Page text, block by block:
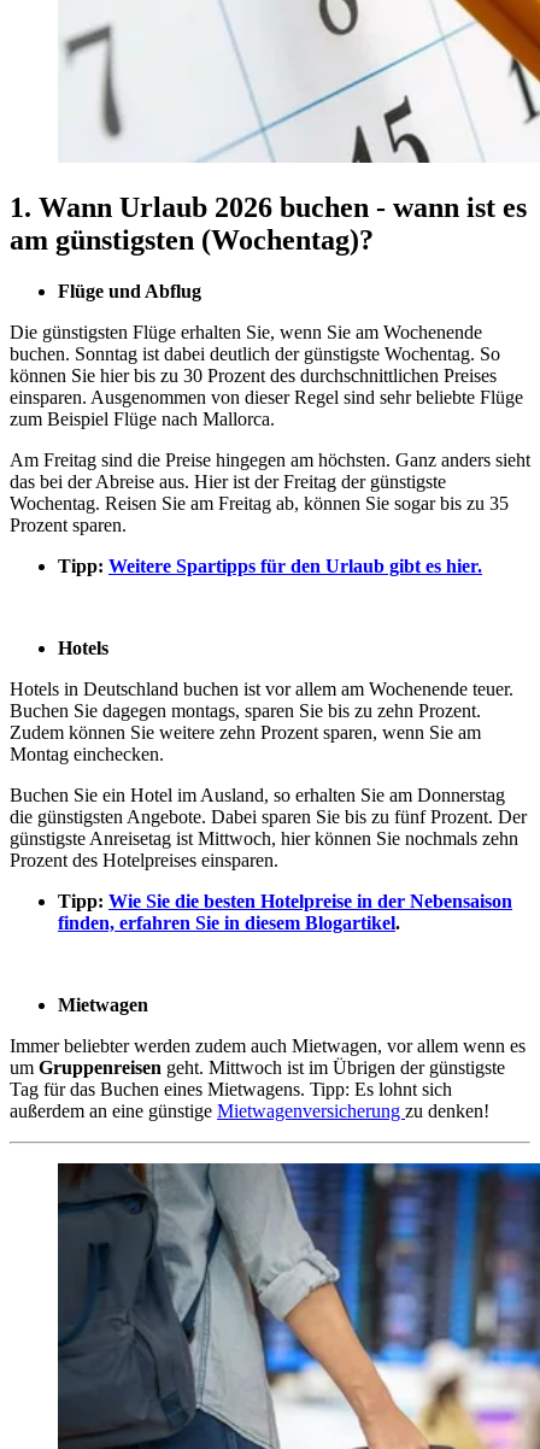
1. Wann Urlaub 2026 buchen - wann ist es
am günstigsten (Wochentag)?
Flüge und Abflug
Die günstigsten Flüge erhalten Sie, wenn Sie am Wochenende
buchen. Sonntag ist dabei deutlich der günstigste Wochentag. So
können Sie hier bis zu 30 Prozent des durchschnittlichen Preises
einsparen. Ausgenommen von dieser Regel sind sehr beliebte Flüge
zum Beispiel Flüge nach Mallorca.
Am Freitag sind die Preise hingegen am höchsten. Ganz anders sieht
das bei der Abreise aus. Hier ist der Freitag der günstigste
Wochentag. Reisen Sie am Freitag ab, können Sie sogar bis zu 35
Prozent sparen.
Tipp: Weitere Spartipps für den Urlaub gibt es hier.
Hotels
Hotels in Deutschland buchen ist vor allem am Wochenende teuer.
Buchen Sie dagegen montags, sparen Sie bis zu zehn Prozent.
Zudem können Sie weitere zehn Prozent sparen, wenn Sie am
Montag einchecken.
Buchen Sie ein Hotel im Ausland, so erhalten Sie am Donnerstag
die günstigsten Angebote. Dabei sparen Sie bis zu fünf Prozent. Der
günstigste Anreisetag ist Mittwoch, hier können Sie nochmals zehn
Prozent des Hotelpreises einsparen.
Tipp: Wie Sie die besten Hotelpreise in der Nebensaison
finden, erfahren Sie in diesem Blogartikel.
Mietwagen
Immer beliebter werden zudem auch Mietwagen, vor allem wenn es
um Gruppenreisen geht. Mittwoch ist im Übrigen der günstigste
Tag für das Buchen eines Mietwagens. Tipp: Es lohnt sich
außerdem an eine günstige Mietwagenversicherung zu denken!